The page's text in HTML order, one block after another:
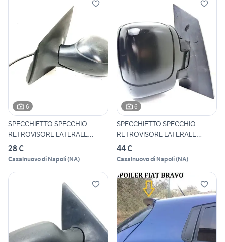
6
SPECCHIETTO SPECCHIO
RETROVISORE LATERALE
SINISTRO
28 €
Casalnuovo di Napoli(NA)
6
SPECCHIETTO SPECCHIO
RETROVISORE LATERALE
DESTRO P
44 €
Casalnuovo di Napoli(NA)